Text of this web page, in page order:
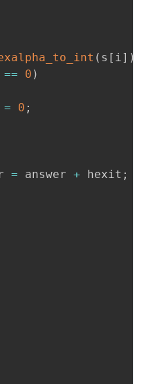
( s [ i] )
== 0 )
= 0 ;
= answer + hexit ;